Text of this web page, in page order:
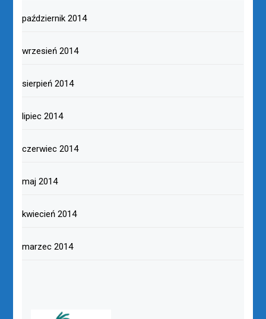
październik 2014
wrzesień 2014
sierpień 2014
lipiec 2014
czerwiec 2014
maj 2014
kwiecień 2014
marzec 2014